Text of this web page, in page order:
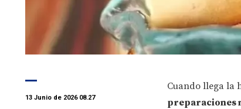
13 Junio de 2026 08.27
Cuando llega la
preparaciones